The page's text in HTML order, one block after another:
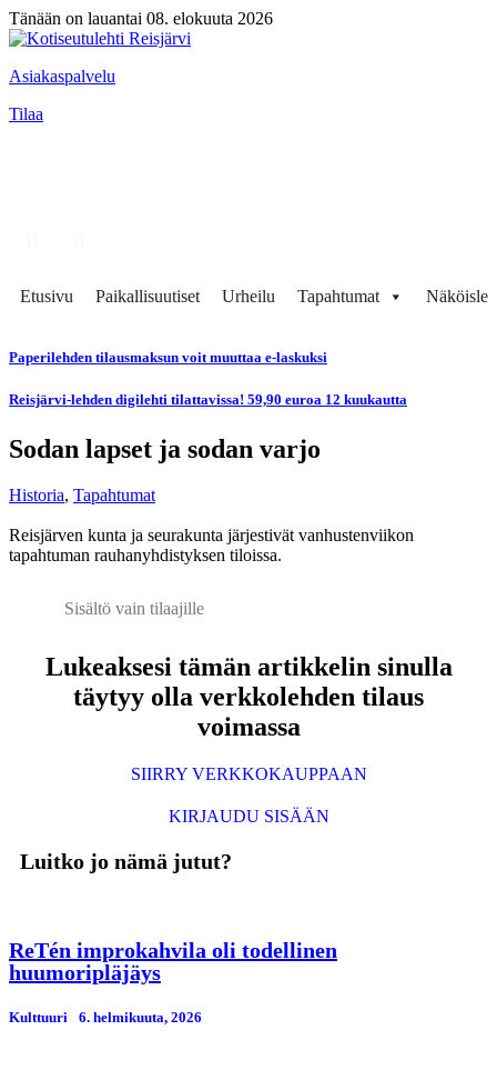
Tänään on lauantai 08. elokuuta 2026
Asiakaspalvelu
Tilaa
Etusivu Paikallisuutiset Urheilu Tapahtumat
Paperilehden tilausmaksun voit muuttaa e-laskuksi
Reisjärvi-lehden digilehti tilattavissa! 59,90 euroa 12 kuukautta
Sodan lapset ja sodan varjo
Historia, Tapahtumat
Reisjärven kunta ja seurakunta järjestivät vanhustenviikon
tapahtuman rauhanyhdistyksen tiloissa.
Sisältö vain tilaajille
Lukeaksesi tämän artikkelin sinulla
täytyy olla verkkolehden tilaus
voimassa
SIIRRY VERKKOKAUPPAAN
KIRJAUDU SISÄÄN
Luitko jo nämä jutut?
ReTén improkahvila oli todellinen
huumoripläjäys
Kulttuuri 6. helmikuuta, 2026